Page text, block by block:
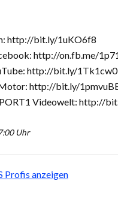
http://bit.ly/1uKO6f8
http://on.fb.me/
http://bit.ly/1Tk1cw0
http://bit.ly/
Videowelt: http://
Uhr
Profis anzeigen